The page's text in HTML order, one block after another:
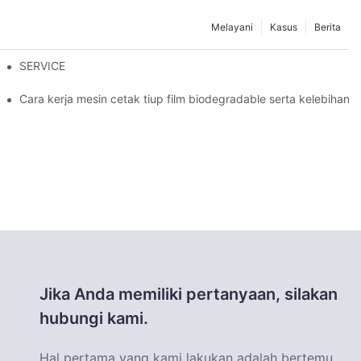
Berita
Kasus
Melayani
tiup: bagaimana cara mengatasi masalah ketebalan film yang
SERVICE
Cara kerja mesin cetak tiup film biodegradable serta kelebihan
Jika Anda memiliki pertanyaan, silakan
hubungi kami.
Hal pertama yang kami lakukan adalah bertemu